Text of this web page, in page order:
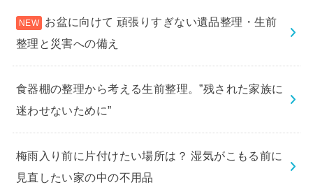
お盆に向けて 頑張りすぎない遺品整理・生前
整理と災害への備え
食器棚の整理から考える生前整理。”残された家族に
迷わせないために”
梅雨入り前に片付けたい場所は？ 湿気がこもる前に
見直したい家の中の不用品